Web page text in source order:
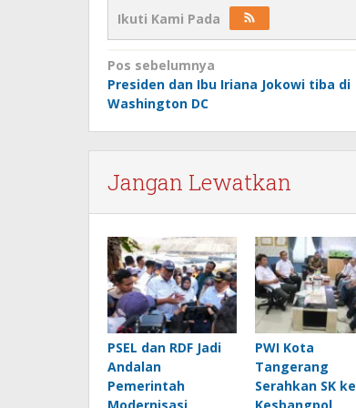
Ikuti Kami Pada
Navigasi
pos
Pos sebelumnya
Presiden dan Ibu Iriana Jokowi tiba di
Washington DC
Jangan Lewatkan
PSEL dan RDF Jadi
Andalan
Pemerintah
PWI Kota
Tangerang
Serahkan SK ke